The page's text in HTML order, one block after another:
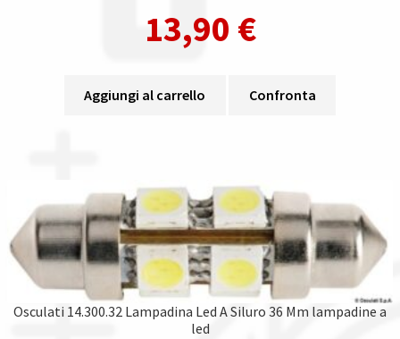
13,90 €
Aggiungi al carrello Confronta
Osculati 14.300.32 Lampadina Led A Siluro 36 Mm lampadine a
led